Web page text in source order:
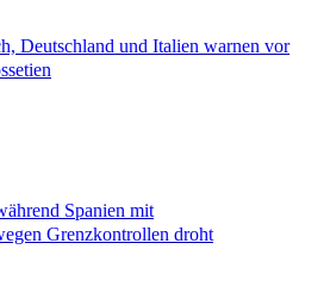
Deutschland und Italien warnen vor
Spanien mit
Grenzkontrollen droht